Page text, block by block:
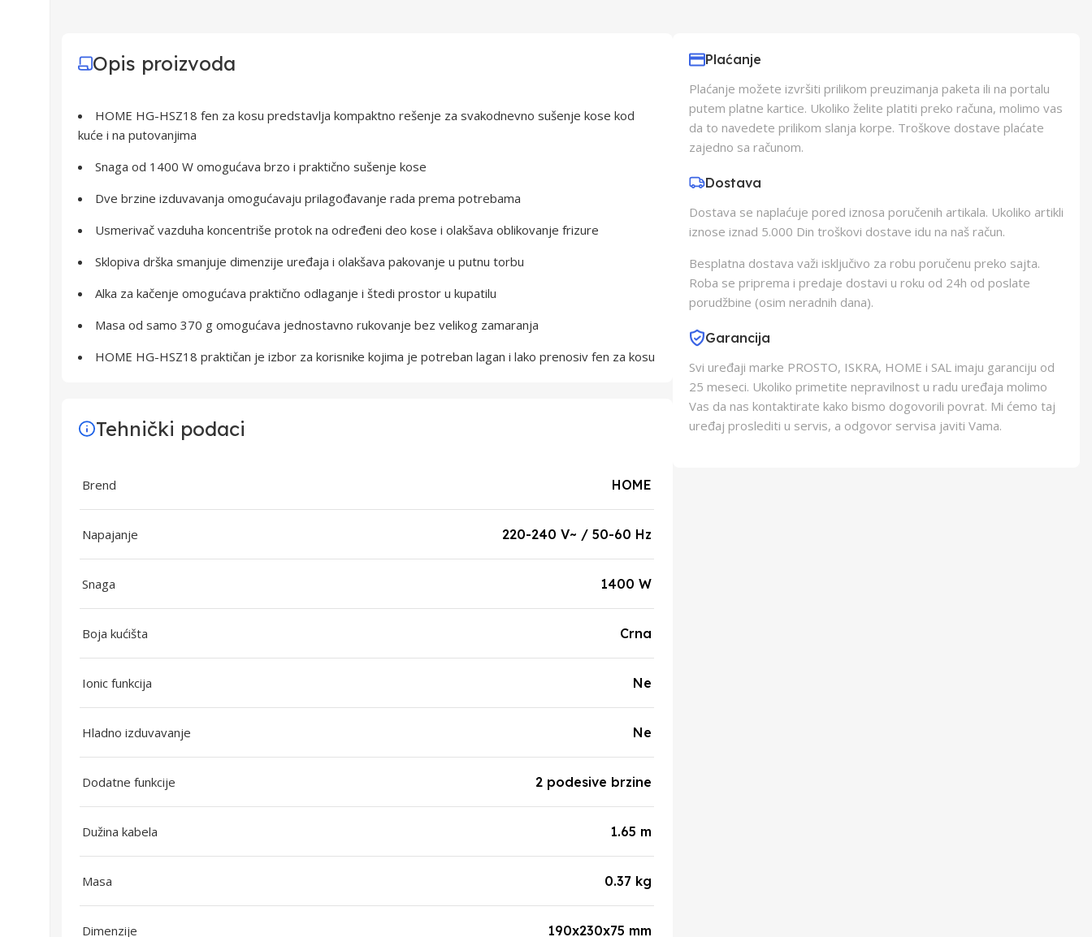
Opis proizvoda
HOME HG-HSZ18 fen za kosu predstavlja kompaktno rešenje za svakodnevno sušenje kose kod
kuće i na putovanjima
Snaga od 1400 W omogućava brzo i praktično sušenje kose
Dve brzine izduvavanja omogućavaju prilagođavanje rada prema potrebama
Usmerivač vazduha koncentriše protok na određeni deo kose i olakšava oblikovanje frizure
Sklopiva drška smanjuje dimenzije uređaja i olakšava pakovanje u putnu torbu
Alka za kačenje omogućava praktično odlaganje i štedi prostor u kupatilu
Masa od samo 370 g omogućava jednostavno rukovanje bez velikog zamaranja
HOME HG-HSZ18 praktičan je izbor za korisnike kojima je potreban lagan i lako prenosiv fen za kosu
Tehnički podaci
Brend HOME
Napajanje 220-240 V~ / 50-60 Hz
Snaga 1400 W
Boja kućišta Crna
Ionic funkcija Ne
Hladno izduvavanje Ne
Dodatne funkcije 2 podesive brzine
Dužina kabela 1.65 m
Masa 0.37 kg
Dimenzije 190x230x75 mm
Plaćanje
Plaćanje možete izvršiti prilikom preuzimanja paketa ili na portalu
putem platne kartice. Ukoliko želite platiti preko računa, molimo vas
da to navedete prilikom slanja korpe. Troškove dostave plaćate
zajedno sa računom.
Dostava
Dostava se naplaćuje pored iznosa poručenih artikala. Ukoliko artikli
iznose iznad 5.000 Din troškovi dostave idu na naš račun.
Besplatna dostava važi isključivo za robu poručenu preko sajta.
Roba se priprema i predaje dostavi u roku od 24h od poslate
porudžbine (osim neradnih dana).
Garancija
Svi uređaji marke PROSTO, ISKRA, HOME i SAL imaju garanciju od
25 meseci. Ukoliko primetite nepravilnost u radu uređaja molimo
Vas da nas kontaktirate kako bismo dogovorili povrat. Mi ćemo taj
uređaj proslediti u servis, a odgovor servisa javiti Vama.